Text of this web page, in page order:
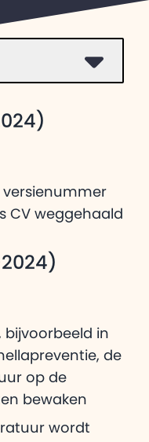
versienummer
CV weggehaald
bijvoorbeeld in
de
op de
bewaken
wordt